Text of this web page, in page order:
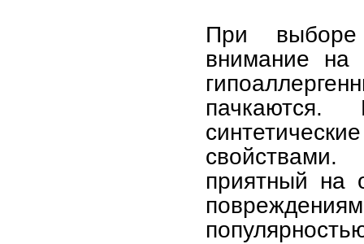
При выборе
внимание на
пачкаются.
приятный на